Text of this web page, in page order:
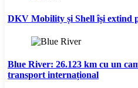
DKV Mobility și Shell își extind
Blue River: 26.123 km cu un
transport internațional